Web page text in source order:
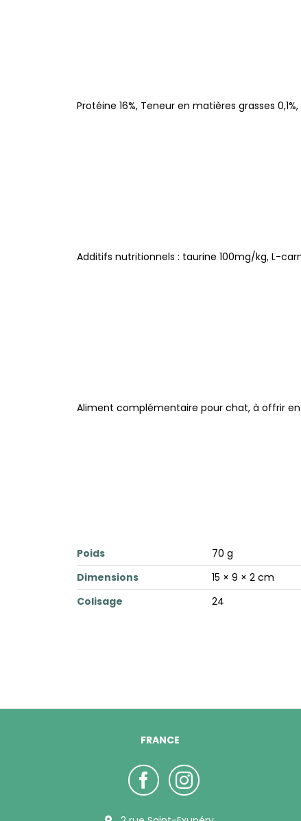
Protéine 16%, Teneur en matières grasses
Additifs nutritionnels : taurine 100mg/kg, L-
Aliment complémentaire pour chat, à offrir
Poids
70 g
Dimensions
15 × 9 × 2 cm
Colisage
24
FRANCE